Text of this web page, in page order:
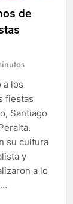
de
a los
fiestas
Santiago
su cultura
y
a lo